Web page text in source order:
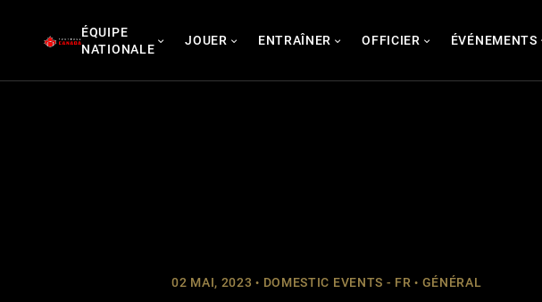
ÉQUIPE
NATIONALE
JOUER ENTRAÎNER OFFICIER ÉVÉNEMENTS
02 MAI, 2023 DOMESTIC EVENTS - FR GÉNÉRAL